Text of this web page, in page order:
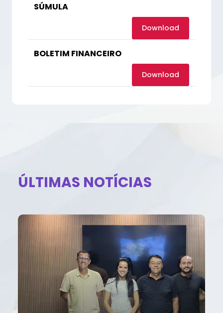
SÚMULA
Download
BOLETIM FINANCEIRO
Download
ÚLTIMAS NOTÍCIAS